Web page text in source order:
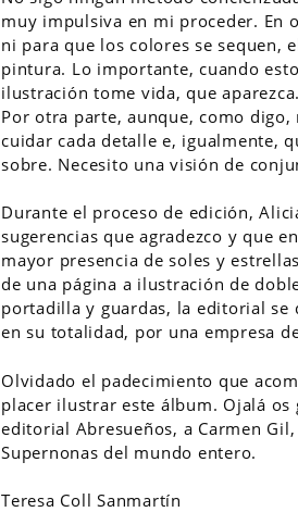
muy impulsiva en mi proceder. En
ni para que los colores se sequen,
pintura. Lo importante, cuando
ilustración tome vida, que aparezca.
Por otra parte, aunque, como
cuidar cada detalle e, igualmente,
sobre. Necesito una visión de
Durante el proceso de edición,
sugerencias que agradezco y que
mayor presencia de soles y
de una página a ilustración de
portadilla y guardas, la editorial se
en su totalidad, por una empresa
Olvidado el padecimiento que
placer ilustrar este álbum. Ojalá os
editorial Abresueños, a Carmen
Supernonas del mundo entero.
Teresa Coll Sanmartín